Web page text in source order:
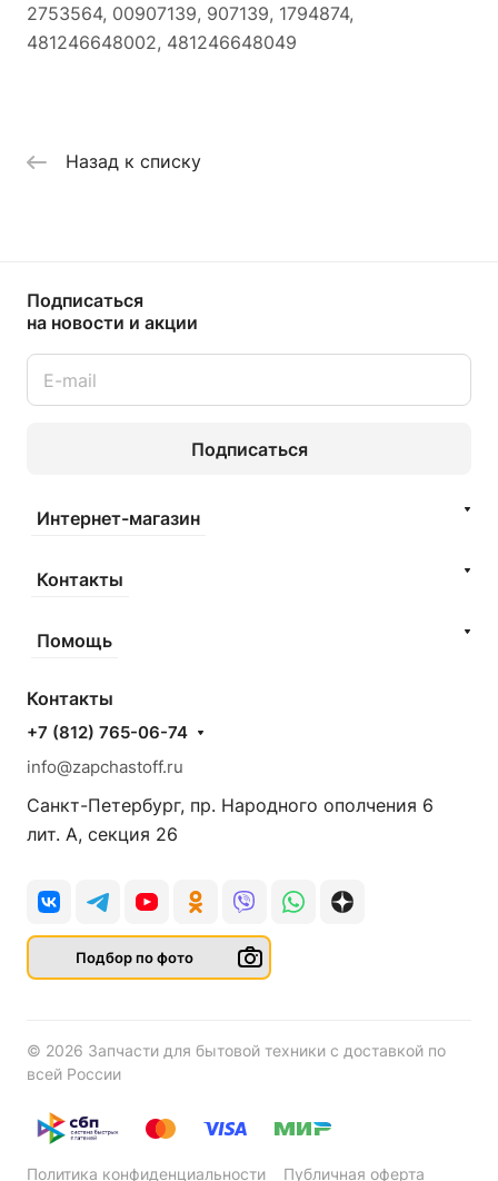
2753564, 00907139, 907139, 1794874,
481246648002, 481246648049
Назад к списку
Подписаться
на новости и акции
Подписаться
Интернет-магазин
Контакты
Помощь
Контакты
+7 (812) 765-06-74
info@zapchastoff.ru
Санкт-Петербург, пр. Народного ополчения 6
лит. А, секция 26
Подбор по фото
© 2026 Запчасти для бытовой техники с доставкой по
всей России
Политика конфиденциальности Публичная оферта